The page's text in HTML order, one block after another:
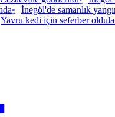
• İnegöl'de samanlık
Yavru kedi için seferber